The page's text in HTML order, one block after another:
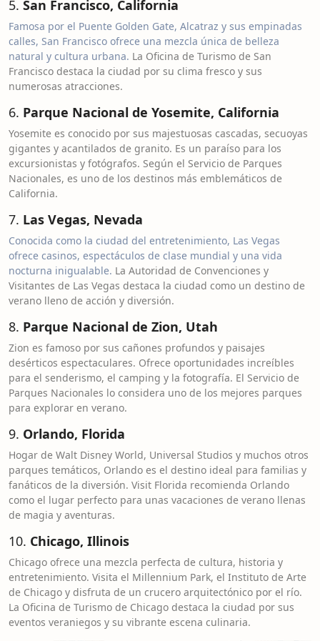
5. San Francisco, California
Famosa por el Puente Golden Gate, Alcatraz y sus empinadas
calles, San Francisco ofrece una mezcla única de belleza
natural y cultura urbana. La Oficina de Turismo de San
Francisco destaca la ciudad por su clima fresco y sus
numerosas atracciones.
6. Parque Nacional de Yosemite, California
Yosemite es conocido por sus majestuosas cascadas, secuoyas
gigantes y acantilados de granito. Es un paraíso para los
excursionistas y fotógrafos. Según el Servicio de Parques
Nacionales, es uno de los destinos más emblemáticos de
California.
7. Las Vegas, Nevada
Conocida como la ciudad del entretenimiento, Las Vegas
ofrece casinos, espectáculos de clase mundial y una vida
nocturna inigualable. La Autoridad de Convenciones y
Visitantes de Las Vegas destaca la ciudad como un destino de
verano lleno de acción y diversión.
8. Parque Nacional de Zion, Utah
Zion es famoso por sus cañones profundos y paisajes
desérticos espectaculares. Ofrece oportunidades increíbles
para el senderismo, el camping y la fotografía. El Servicio de
Parques Nacionales lo considera uno de los mejores parques
para explorar en verano.
9. Orlando, Florida
Hogar de Walt Disney World, Universal Studios y muchos otros
parques temáticos, Orlando es el destino ideal para familias y
fanáticos de la diversión. Visit Florida recomienda Orlando
como el lugar perfecto para unas vacaciones de verano llenas
de magia y aventuras.
10. Chicago, Illinois
Chicago ofrece una mezcla perfecta de cultura, historia y
entretenimiento. Visita el Millennium Park, el Instituto de Arte
de Chicago y disfruta de un crucero arquitectónico por el río.
La Oficina de Turismo de Chicago destaca la ciudad por sus
eventos veraniegos y su vibrante escena culinaria.